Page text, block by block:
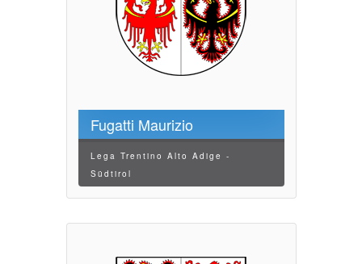
Fugatti Maurizio
Lega Trentino Alto Adige -
Südtirol